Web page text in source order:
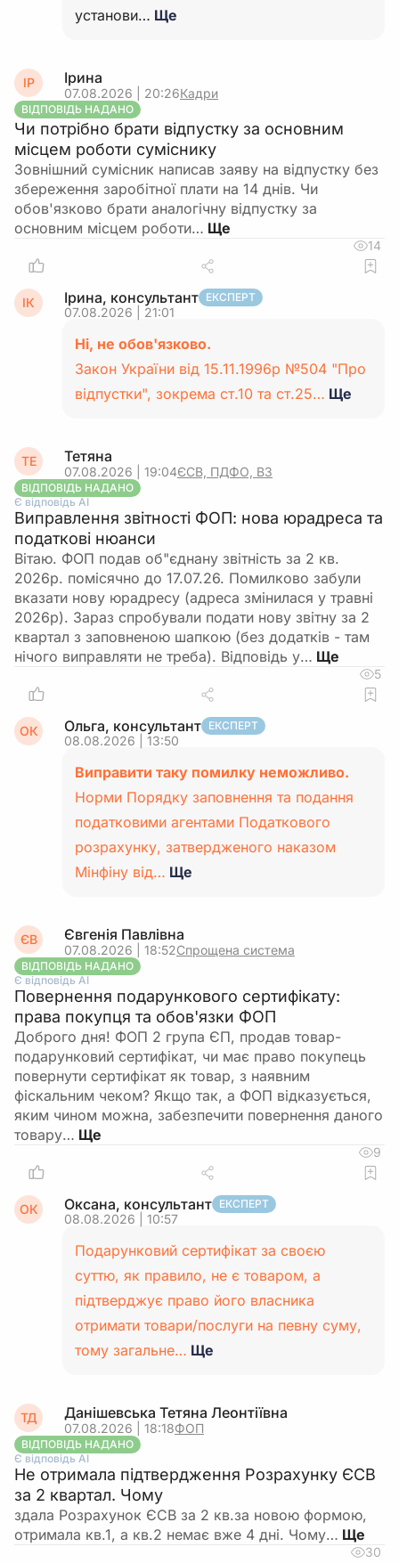
установи… Ще
ІР Ірина
07.08.2026 | 20:26Кадри
ВІДПОВІДЬ НАДАНО
Чи потрібно брати відпустку за основним
місцем роботи суміснику
Зовнішний сумісник написав заяву на відпустку без
збереження заробітної плати на 14 днів. Чи
обов'язково брати аналогічну відпустку за
основним місцем роботи…
14
ІК Ірина, консультант ЕКСПЕРТ
07.08.2026 | 21:01
Ні, не обов'язково.
Закон України від 15.11.1996р №504 "Про
відпустки", зокрема ст.10 та ст.25… Ще
ТЕ Тетяна
07.08.2026 | 19:04ЄСВ, ПДФО, ВЗ
ВІДПОВІДЬ НАДАНО
Є відповідь АІ
Виправлення звітності ФОП: нова юрадреса та
податкові нюанси
Вітаю. ФОП подав об"єднану звітність за 2 кв.
2026р. помісячно до 17.07.26. Помилково забули
вказати нову юрадресу (адреса змінилася у травні
2026р). Зараз спробували подати нову звітну за 2
квартал з заповненою шапкою (без додатків - там
нічого виправляти не треба). Відповідь у…
5
ОК Ольга, консультант ЕКСПЕРТ
08.08.2026 | 13:50
Виправити таку помилку неможливо.
Норми Порядку заповнення та подання
податковими агентами Податкового
розрахунку, затвердженого наказом
Мінфіну від… Ще
ЄВ Євгенія Павлівна
07.08.2026 | 18:52Спрощена система
ВІДПОВІДЬ НАДАНО
Є відповідь АІ
Повернення подарункового сертифікату:
права покупця та обов'язки ФОП
Доброго дня! ФОП 2 група ЄП, продав товар-
подарунковий сертифікат, чи має право покупець
повернути сертифікат як товар, з наявним
фіскальним чеком? Якщо так, а ФОП відказується,
яким чином можна, забезпечити повернення даного
товару…
9
ОК Оксана, консультант ЕКСПЕРТ
08.08.2026 | 10:57
Подарунковий сертифікат за своєю
суттю, як правило, не є товаром, а
підтверджує право його власника
отримати товари/послуги на певну суму,
тому загальне… Ще
ТД Данішевська Тетяна Леонтіївна
07.08.2026 | 18:18ФОП
ВІДПОВІДЬ НАДАНО
Є відповідь АІ
Не отримала підтвердження Розрахунку ЄСВ
за 2 квартал. Чому
здала Розрахунок ЄСВ за 2 кв.за новою формою,
отримала кв.1, а кв.2 немає вже 4 дні. Чому…
30